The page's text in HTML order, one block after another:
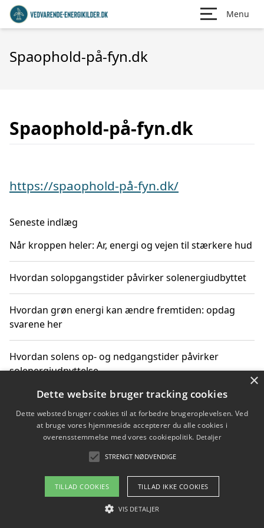
Menu
Spaophold-på-fyn.dk
Spaophold-på-fyn.dk
https://spaophold-på-fyn.dk/
Seneste indlæg
Når kroppen heler: Ar, energi og vejen til stærkere hud
Hvordan solopgangstider påvirker solenergiudbyttet
Hvordan grøn energi kan ændre fremtiden: opdag
svarene her
Hvordan solens op- og nedgangstider påvirker
solenergiudnyttelse
Hvordan du får svar på energispørgsmål om
vedvarende energikilder
Om / kontakt
Blog Betingelser
×
Dette website bruger tracking cookies
Dette websted bruger cookies til at forbedre brugeroplevelsen. Ved
at bruge vores hjemmeside accepterer du alle cookies i
overensstemmelse med vores cookiepolitik. Detaljer
STRENGT NØDVENDIGE
TILLAD COOKIES TILLAD IKKE COOKIES
VIS DETALJER